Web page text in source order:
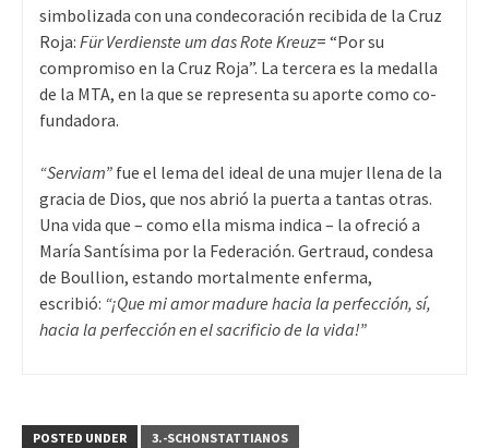
simbolizada con una condecoración recibida de la Cruz
Roja: Für Verdienste um das Rote Kreuz= “Por su
compromiso en la Cruz Roja”. La tercera es la medalla
de la MTA, en la que se representa su aporte como co-
fundadora.
“Serviam” fue el lema del ideal de una mujer llena de la
gracia de Dios, que nos abrió la puerta a tantas otras.
Una vida que – como ella misma indica – la ofreció a
María Santísima por la Federación. Gertraud, condesa
de Boullion, estando mortalmente enferma,
escribió: “¡Que mi amor madure hacia la perfección, sí,
hacia la perfección en el sacrificio de la vida!”
POSTED UNDER 3.-SCHONSTATTIANOS